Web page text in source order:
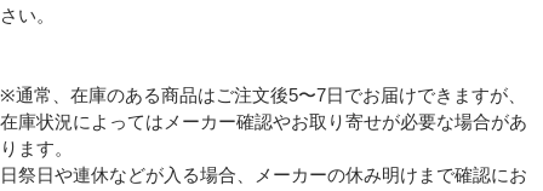
さい。
※通常、在庫のある商品はご注文後5〜7日でお届けできますが、
在庫状況によってはメーカー確認やお取り寄せが必要な場合があ
ります。
日祭日や連休などが入る場合、メーカーの休み明けまで確認にお